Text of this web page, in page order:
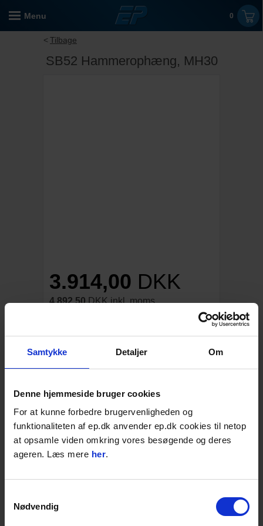
Samtykke Detaljer Om
Denne hjemmeside bruger cookies
For at kunne forbedre brugervenligheden og
funktionaliteten af ep.dk anvender ep.dk cookies til netop
at opsamle viden omkring vores besøgende og deres
ageren. Læs mere her.
Nødvendig
Menu 0
Tilbage
SB52 Hammerophæng, MH30
3.914,00 DKK
4.892,50DKK inkl. moms
Flere varianter / typer
4-15 dages levering;
STK